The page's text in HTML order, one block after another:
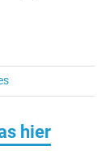
hier